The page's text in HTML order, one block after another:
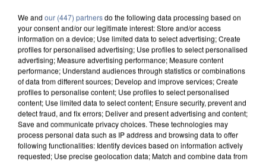
UN SECOND CADRE DE LA DZ MAFIA
INTERPELLÉ EN ALGÉRIE
We and our (447) partnersdo the following data processing based on
your consent and/or our legitimate interest: Store and/or access
information on a device; Use limited data to select advertising; Create
profiles for personalised advertising; Use profiles to select personalised
advertising; Measure advertising performance; Measure content
performance; Understand audiences through statistics or combinations
of data from different sources; Develop and improve services; Create
profiles to personalise content; Use profiles to select personalised
content; Use limited data to select content; Ensure security, prevent and
detect fraud, and fix errors; Deliver and present advertising and content;
Save and communicate privacy choices. These technologies may
process personal data such as IP address and browsing data to offer
following functionalities: Identify devices based on information actively
requested; Use precise geolocation data; Match and combine data from